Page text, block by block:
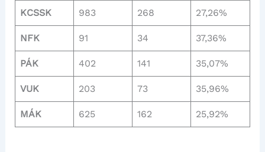
KCSSK 983 268 27,26%
NFK 91 34 37,36%
PÁK 402 141 35,07%
VUK 203 73 35,96%
MÁK 625 162 25,92%